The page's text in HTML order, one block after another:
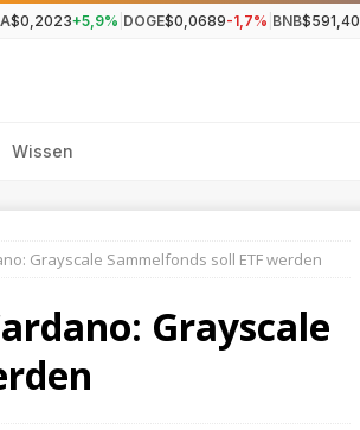
$0,2023+5,9% DOGE$0,0689-1,7% BNB$591,40
Wissen
Grayscale Sammelfonds soll ETF werden
Grayscale